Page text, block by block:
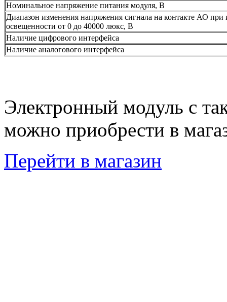
Номинальное напряжение питания модуля, В
Диапазон изменения напряжения сигнала на контакте АО при
освещенности от 0 до 40000 люкс, В
Наличие цифрового интерфейса
Наличие аналогового интерфейса
Электронный модуль с
можно приобрести в
Перейти в магазин